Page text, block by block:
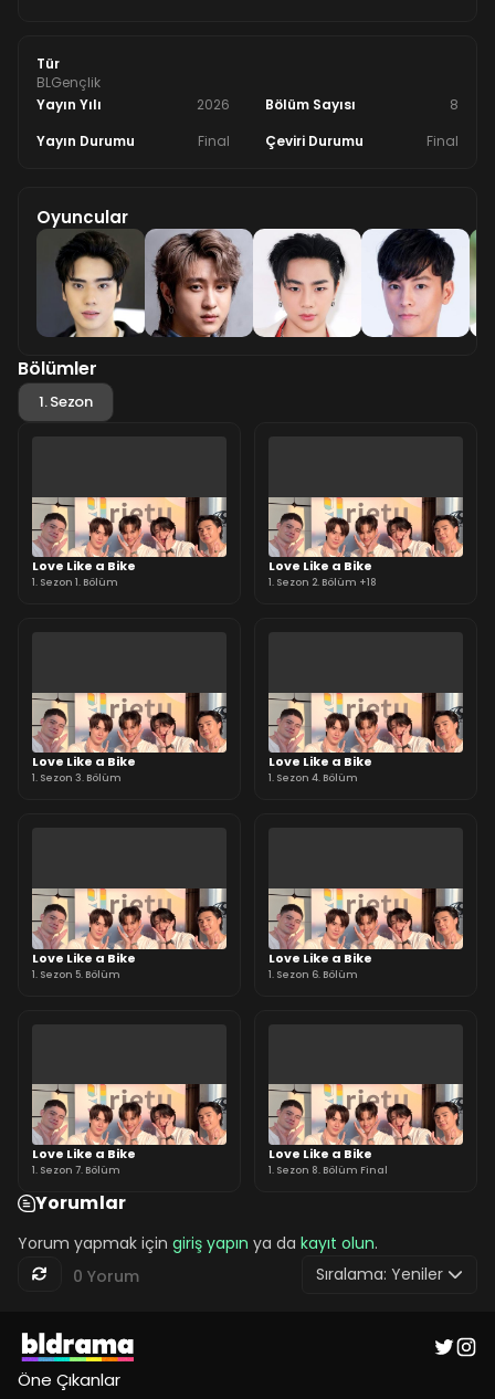
Tür
BLGençlik
Yayın Yılı
2026 Bölüm Sayısı
8
Yayın Durumu
Final Çeviri Durumu Final
Oyuncular
Bölümler
1. Sezon
Love Like a Bike
1. Sezon 1. Bölüm
Love Like a Bike
1. Sezon 2. Bölüm +18
Love Like a Bike
1. Sezon 3. Bölüm
Love Like a Bike
1. Sezon 4. Bölüm
Love Like a Bike
1. Sezon 5. Bölüm
Love Like a Bike
1. Sezon 6. Bölüm
Love Like a Bike
1. Sezon 7. Bölüm
Love Like a Bike
1. Sezon 8. Bölüm Final
Yorumlar
Yorum yapmak için giriş yapın ya da kayıt olun.
0 Yorum
Sıralama: Yeniler
Öne Çıkanlar